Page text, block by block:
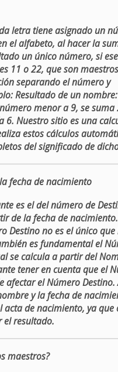
letra tiene asignado un
el alfabeto, al hacer la
un único número, si
11 o 22, que son
separando el número y
Resultado de un
menor a 9, se suma
6. Nuestro sitio es una
estos cálculos
del significado de
fecha de nacimiento
es el del número de
de la fecha de
Destino no es el único
es fundamental el
se calcula a partir del
tener en cuenta que el
afectar el Número Destino.
y la fecha de
acta de nacimiento, ya que
el resultado.
maestros?